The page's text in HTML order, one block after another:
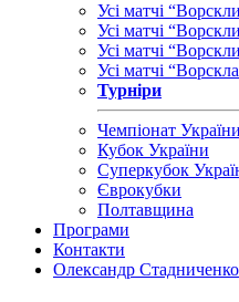
Усі матчі
Усі матчі
Усі матчі
Усі матчі
Турніри
Чемпіонат України
Кубок України
Суперкубок
Єврокубки
Полтавщина
Програми
Контакти
Олександр Стадниченко